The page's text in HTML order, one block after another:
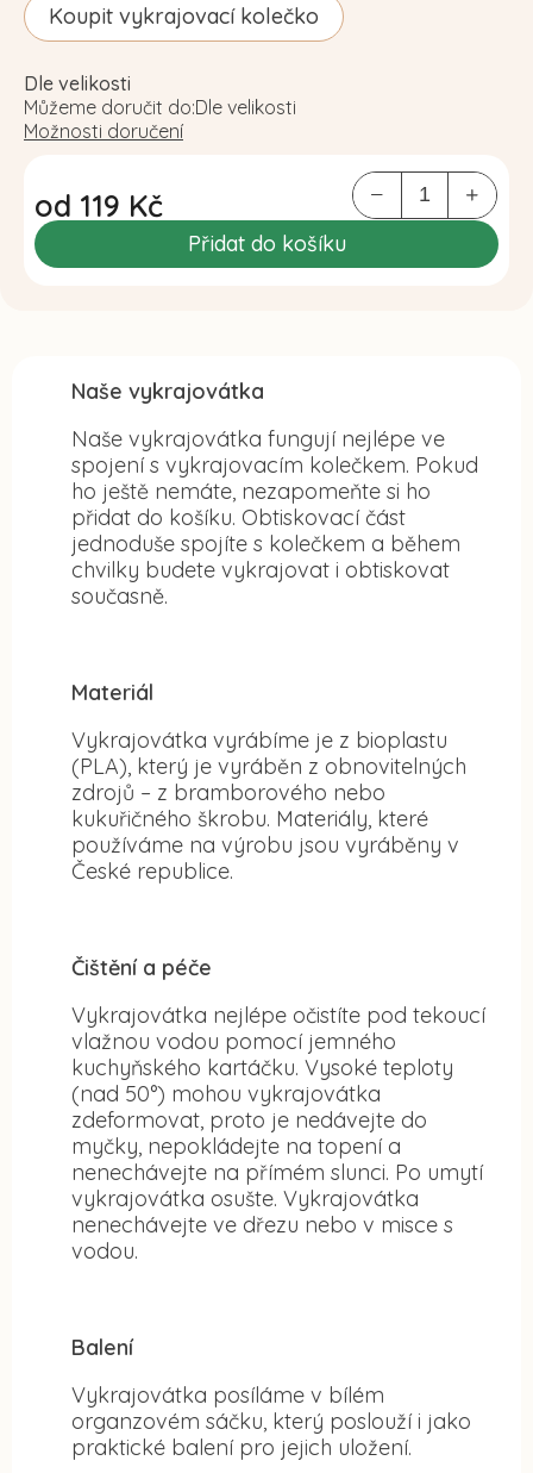
od 119 Kč
Měrná
cena:
Přidat do košíku
Koupit vykrajovací kolečko
Dle velikosti
Můžeme doručit do:Dle velikosti
Možnosti doručení
Naše vykrajovátka
Naše vykrajovátka fungují nejlépe ve
spojení s vykrajovacím kolečkem. Pokud
ho ještě nemáte, nezapomeňte si ho
přidat do košíku. Obtiskovací část
jednoduše spojíte s kolečkem a během
chvilky budete vykrajovat i obtiskovat
současně.
Materiál
Vykrajovátka vyrábíme je z bioplastu
(PLA), který je vyráběn z obnovitelných
zdrojů – z bramborového nebo
kukuřičného škrobu. Materiály, které
používáme na výrobu jsou vyráběny v
České republice.
Čištění a péče
Vykrajovátka nejlépe očistíte pod tekoucí
vlažnou vodou pomocí jemného
kuchyňského kartáčku. Vysoké teploty
(nad 50°) mohou vykrajovátka
zdeformovat, proto je nedávejte do
myčky, nepokládejte na topení a
nenechávejte na přímém slunci. Po umytí
vykrajovátka osušte. Vykrajovátka
nenechávejte ve dřezu nebo v misce s
vodou.
Balení
Vykrajovátka posíláme v bílém
organzovém sáčku, který poslouží i jako
praktické balení pro jejich uložení.